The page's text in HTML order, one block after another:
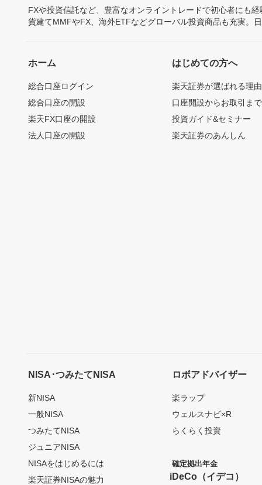
FXや投資信託など、豊富なオンライントレードで初心者にも
貨建てMMFやFX、海外ETFなどグローバル投資商品も充実。
ホーム
総合口座ログイン
総合口座の開設
楽天FX口座の開設
法人口座の開設
はじめての方へ
楽天証券が選ばれる理由
口座開設からお取引ま
投資ガイド&セミナー
楽天証券のあんしん
NISA･つみたてNISA
新NISA
一般NISA
つみたてNISA
ジュニアNISA
NISAをはじめるには
楽天証券NISAの魅力
ロボアドバイザー
楽ラップ
ウェルスナビ×R
らくらく投資
確定拠出年金
iDeCo（イデコ）